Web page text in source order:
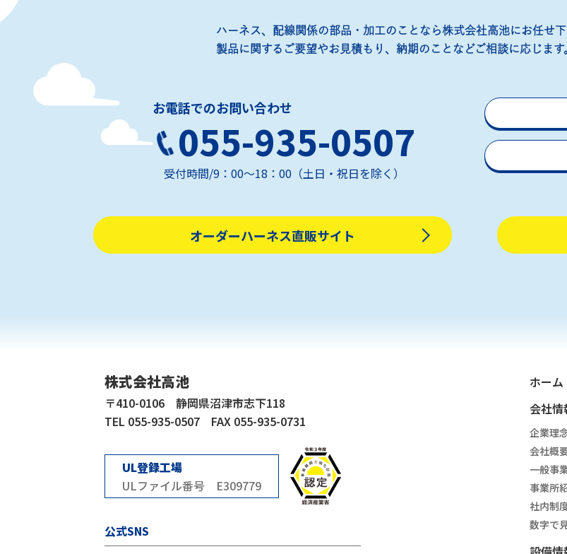
ハーネス、配線関係の部品・加工のことなら株式会社高池にお任せ下
製品に関するご要望やお見積もり、納期のことなどご相談に応じます
お電話でのお問い合わせ
055-935-0507
受付時間/9：00～18：00（土日・祝日を除く）
オーダーハーネス直販サイト
株式会社高池
〒410-0106 静岡県沼津市志下118
TEL 055-935-0507 FAX 055-935-0731
UL登録工場
ULファイル番号 E309779
公式SNS
ホーム
会社情
企業理
会社概
一般事
事業所
社内制
数字で